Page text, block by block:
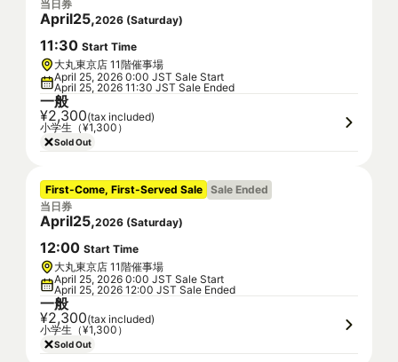
当日券
April25,2026 (Saturday)
11:30 Start Time
大丸東京店 11階催事場
April 25, 2026 0:00 JST Sale Start
April 25, 2026 11:30 JST Sale Ended
一般
¥2,300(tax included)
小学生（¥1,300）
Sold Out
First-Come, First-Served Sale Sale Ended
当日券
April25,2026 (Saturday)
12:00 Start Time
大丸東京店 11階催事場
April 25, 2026 0:00 JST Sale Start
April 25, 2026 12:00 JST Sale Ended
一般
¥2,300(tax included)
小学生（¥1,300）
Sold Out